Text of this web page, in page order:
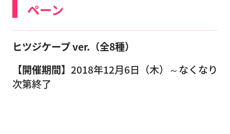
ペーン
ヒツジケープ ver.（全8種）
【開催期間】 2018年12月6日（木）～なくなり
次第終了